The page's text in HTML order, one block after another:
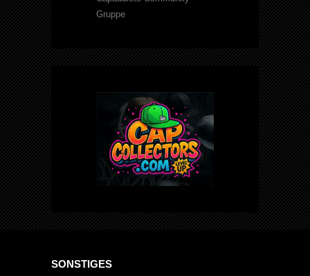
Gruppe
SONSTIGES